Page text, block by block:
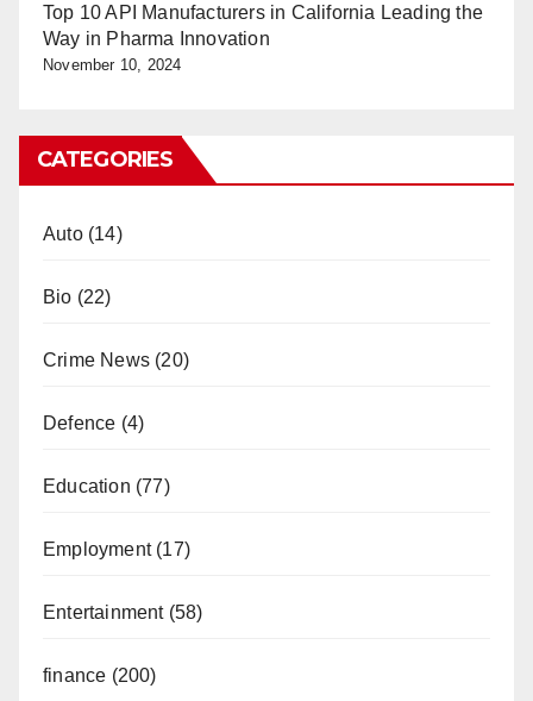
Top 10 API Manufacturers in California Leading the
Way in Pharma Innovation
November 10, 2024
CATEGORIES
Auto(14)
Bio (22)
Crime News (20)
Defence (4)
Education (77)
Employment(17)
Entertainment(58)
finance (200)